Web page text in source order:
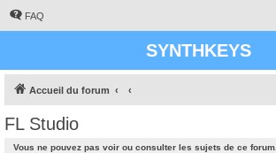
FAQ
SYNTHKEYS
Accueil du forum
FL Studio
Vous ne pouvez pas voir ou consulter les sujets de ce forum.